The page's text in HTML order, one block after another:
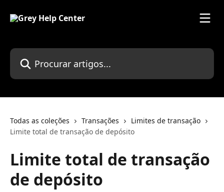
Procurar artigos...
Todas as coleções Transações
Limites de transação
Limite total de transação de depósito
Limite total de transação
de depósito